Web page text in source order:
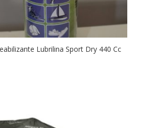
Lubrilina Sport Dry 440 Cc